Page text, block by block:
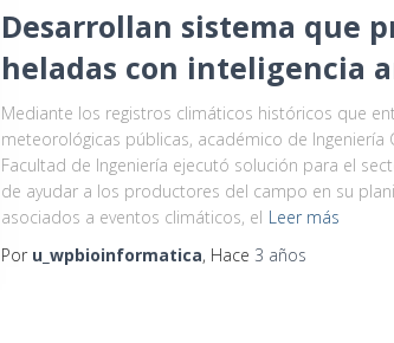
Desarrollan sistema que
heladas con inteligencia
Mediante los registros climáticos históricos que
meteorológicas públicas, académico de Ingeniería
Facultad de Ingeniería ejecutó solución para el
de ayudar a los productores del campo en su
asociados a eventos climáticos, el Leer más
Por u_wpbioinformatica, Hace 3 años